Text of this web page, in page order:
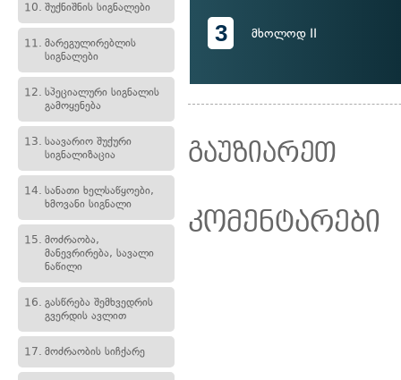
10. შუქნიშნის სიგნალები
11. მარეგულირებლის
სიგნალები
12. სპეციალური სიგნალის
გამოყენება
13. საავარიო შუქური
სიგნალიზაცია
14. სანათი ხელსაწყოები,
ხმოვანი სიგნალი
15. მოძრაობა,
მანევრირება, სავალი
ნაწილი
16. გასწრება შემხვედრის
გვერდის ავლით
17. მოძრაობის სიჩქარე
3 მხოლოდ II
გაუზიარეთ
კომენტარები